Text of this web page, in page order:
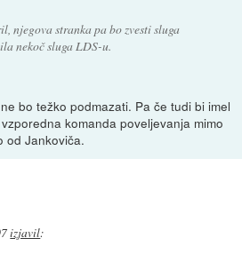
njegova stranka pa bo zvesti sluga
nekoč sluga LDS-u.
bo težko podmazati. Pa če tudi bi imel
komanda poveljevanja mimo
od Jankoviča.
izjavil: